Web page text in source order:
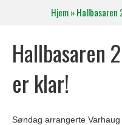
Hjem»
Hallbasaren
er klar!
Søndag arrangerte